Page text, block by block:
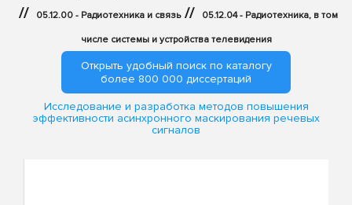
// 05.12.00 - Радиотехника и связь // 05.12.04 - Радиотехника, в том
числе системы и устройства телевидения
Открыть удобный поиск по каталогу
более 800 000 диссертаций
Исследование и разработка методов повышения
эффективности асинхронного маскирования речевых
сигналов